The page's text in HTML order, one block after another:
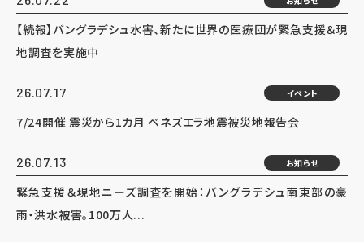
【続報】バングラデシュ水害、新たに世界の医療団が緊急支援＆現
地調査を実施中
26.07.17 イベント
7/24開催 震災から1カ月 ベネズエラ地震被災地報告会
26.07.13 お知らせ
緊急支援＆現地ニーズ調査を開始：バングラデシュ南東部の豪
雨・洪水被害。100万人...